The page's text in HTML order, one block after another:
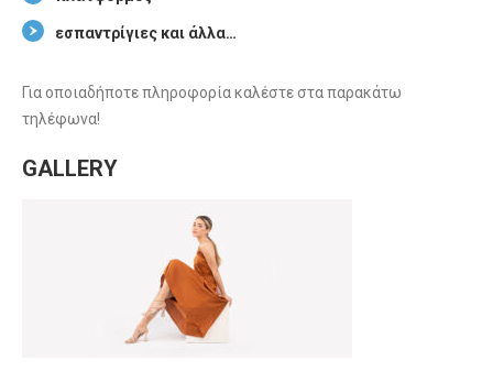
εσπαντρίγιες και άλλα…
Για οποιαδήποτε πληροφορία καλέστε στα παρακάτω
τηλέφωνα!
GALLERY